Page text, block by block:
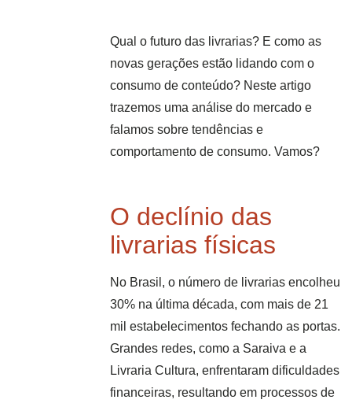
Qual o futuro das livrarias? E como as
novas gerações estão lidando com o
consumo de conteúdo? Neste artigo
trazemos uma análise do mercado e
falamos sobre tendências e
comportamento de consumo. Vamos?
O declínio das
livrarias físicas
No Brasil, o número de livrarias encolheu
30% na última década, com mais de 21
mil estabelecimentos fechando as portas.
Grandes redes, como a Saraiva e a
Livraria Cultura, enfrentaram dificuldades
financeiras, resultando em processos de